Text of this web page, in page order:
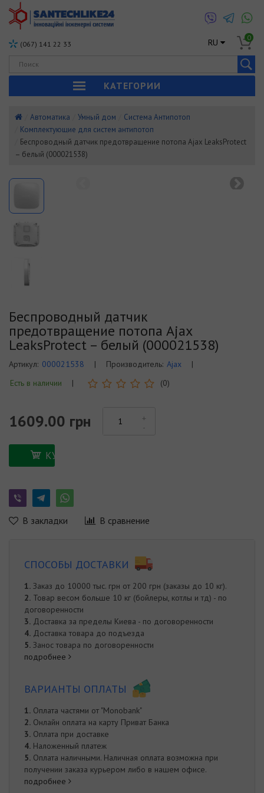
(067) 141 22 33 RU 0
КАТЕГОРИИ
Автоматика Умный дом
Система Антипотоп
Комплектующие для систем антипотоп
Беспроводный датчик предотвращение потопа Ajax LeaksProtect
– белый (000021538)
Беспроводный датчик
предотвращение потопа Ajax
LeaksProtect – белый (000021538)
Артикул: 000021538 | Производитель: Ajax
|
Есть в наличии
| (0)
1609.00 грн
КУПИТЬ
В закладки В сравнение
СПОСОБЫ ДОСТАВКИ
1. Заказ до 10000 тыс. грн от 200 грн (заказы до 10 кг).
2. Товар весом больше 10 кг (бойлеры, котлы и тд) - по
договоренности
3. Доставка за пределы Киева - по договоренности
4. Доставка товара до подъезда
5. Занос товара по договоренности
подробнее
ВАРИАНТЫ ОПЛАТЫ
1. Оплата частями от "Monobank"
2. Онлайн оплата на карту Приват Банка
3. Оплата при доставке
4. Наложенный платеж
5. Оплата наличными. Наличная оплата возможна при
получении заказа курьером либо в нашем офисе.
подробнее